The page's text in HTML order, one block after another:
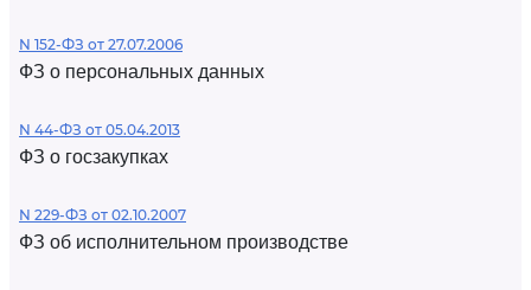
N 152-ФЗ от 27.07.2006
ФЗ о персональных данных
N 44-ФЗ от 05.04.2013
ФЗ о госзакупках
N 229-ФЗ от 02.10.2007
ФЗ об исполнительном производстве